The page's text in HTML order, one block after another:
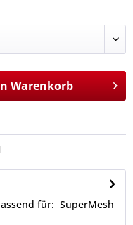
Warenkorb
für: SuperMesh